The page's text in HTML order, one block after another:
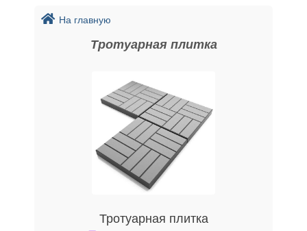
На главную
Тротуарная плитка
Тротуарная плитка